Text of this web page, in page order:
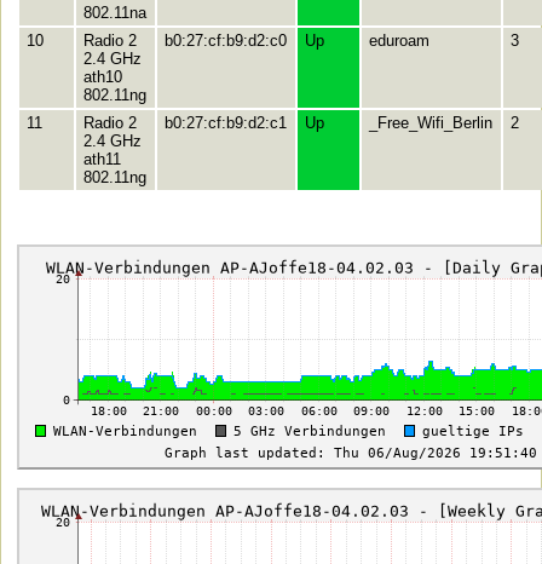
802.11na
10
Radio 2
2.4 GHz
ath10
802.11ng
b0:27:cf:b9:d2:c0 Up eduroam 3
11
Radio 2
2.4 GHz
ath11
802.11ng
b0:27:cf:b9:d2:c1 Up _Free_Wifi_Berlin 2